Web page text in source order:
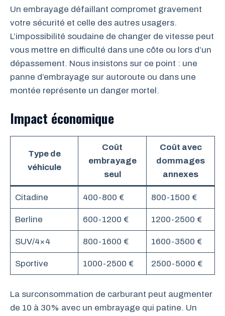
Un embrayage défaillant compromet gravement
votre sécurité et celle des autres usagers.
L’impossibilité soudaine de changer de vitesse peut
vous mettre en difficulté dans une côte ou lors d’un
dépassement. Nous insistons sur ce point : une
panne d’embrayage sur autoroute ou dans une
montée représente un danger mortel.
Impact économique
Type de
véhicule
Coût
embrayage
seul
Coût avec
dommages
annexes
Citadine 400-800 € 800-1500 €
Berline 600-1200 € 1200-2500 €
SUV/4×4 800-1600 € 1600-3500 €
Sportive 1000-2500 € 2500-5000 €
La surconsommation de carburant peut augmenter
de 10 à 30% avec un embrayage qui patine. Un